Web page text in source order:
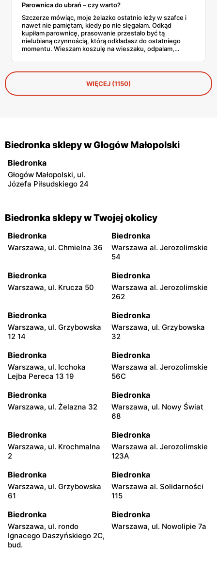
Parownica do ubrań – czy warto?
Szczerze mówiąc, moje żelazko ostatnio leży w szafce i
nawet nie pamiętam, kiedy po nie sięgałam. Odkąd
kupiłam parownicę, prasowanie przestało być tą
nielubianą czynnością, którą odkładasz do ostatniego
momentu. Wieszam koszulę na wieszaku, odpalam,
zaczyna się problem, bo parownic jest na rynku
zatrzęsienie, a nie każda robi to, co obiecuje producent.
WIĘCEJ (1150)
Biedronka sklepy w Głogów Małopolski
Biedronka
Głogów Małopolski, ul.
Józefa Piłsudskiego 24
Biedronka sklepy w Twojej okolicy
Biedronka
Warszawa, ul. Chmielna 36
Biedronka
Warszawa al. Jerozolimskie
54
Biedronka
Warszawa, ul. Krucza 50
Biedronka
Warszawa al. Jerozolimskie
262
Biedronka
Warszawa, ul. Grzybowska
12 14
Biedronka
Warszawa, ul. Grzybowska
32
Biedronka
Warszawa, ul. Icchoka
Lejba Pereca 13 19
Biedronka
Warszawa al. Jerozolimskie
56C
Biedronka
Warszawa, ul. Żelazna 32
Biedronka
Warszawa, ul. Nowy Świat
68
Biedronka
Warszawa, ul. Krochmalna
2
Biedronka
Warszawa al. Jerozolimskie
123A
Biedronka
Warszawa, ul. Grzybowska
61
Biedronka
Warszawa al. Solidarności
115
Biedronka
Warszawa, ul. rondo
Ignacego Daszyńskiego 2C,
bud.
Biedronka
Warszawa, ul. Nowolipie 7a